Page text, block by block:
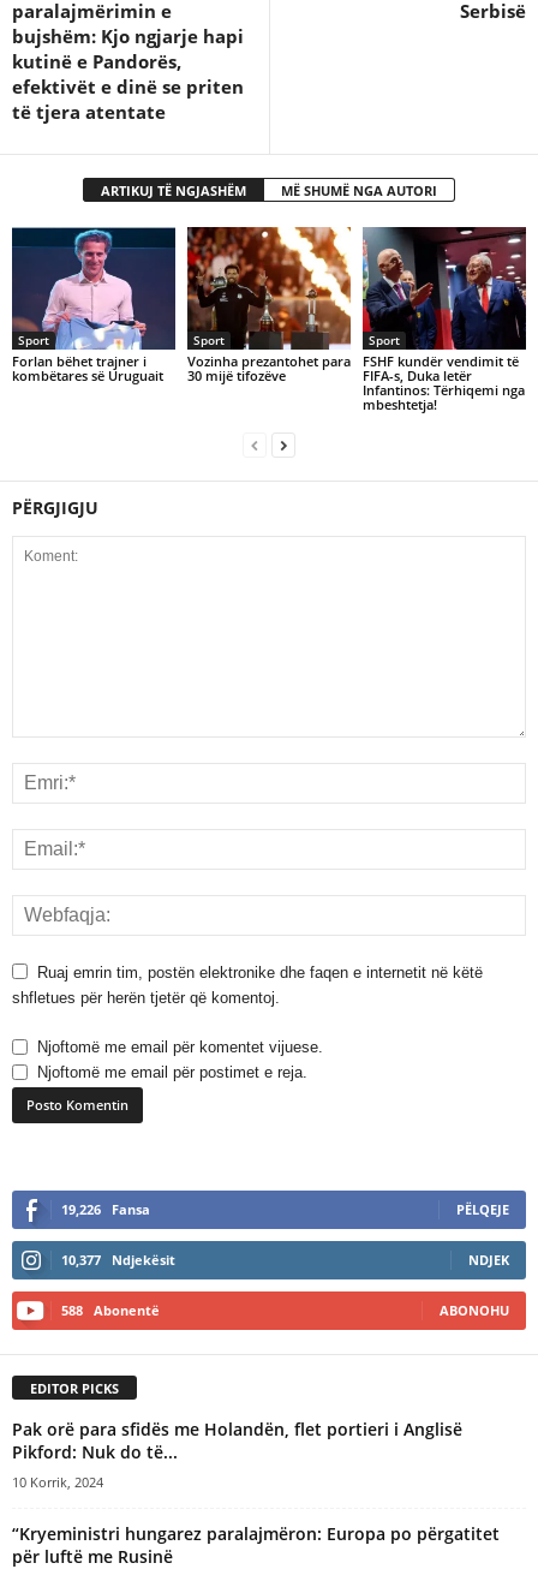
paralajmërimin e
bujshëm: Kjo ngjarje hapi
kutinë e Pandorës,
efektivët e dinë se priten
të tjera atentate
Serbisë
ARTIKUJ TË NGJASHËM MË SHUMË NGA AUTORI
Sport
Forlan bëhet trajner i
kombëtares së Uruguait
Sport
Vozinha prezantohet para
30 mijë tifozëve
Sport
FSHF kundër vendimit të
FIFA-s, Duka letër
Infantinos: Tërhiqemi nga
mbeshtetja!
PËRGJIGJU
Ruaj emrin tim, postën elektronike dhe faqen e internetit në këtë
shfletues për herën tjetër që komentoj.
Njoftomë me email për komentet vijuese.
Njoftomë me email për postimet e reja.
:
19,226 Fansa PËLQEJE
10,377 Ndjekësit NDJEK
588 Abonentë ABONOHU
EDITOR PICKS
Pak orë para sfidës me Holandën, flet portieri i Anglisë
Pikford: Nuk do të...
10 Korrik, 2024
“Kryeministri hungarez paralajmëron: Europa po përgatitet
për luftë me Rusinë